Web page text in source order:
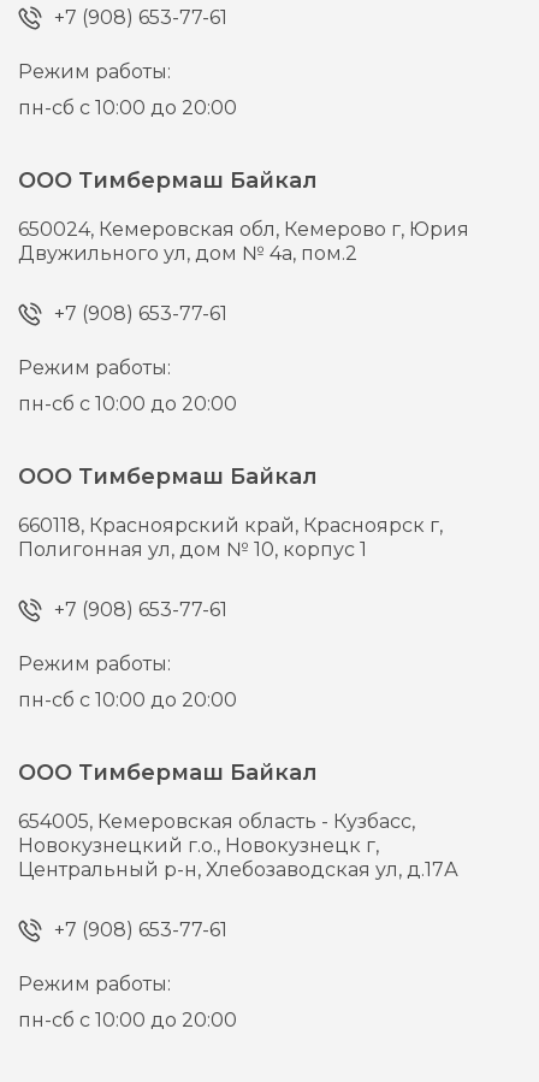
+7 (908) 653-77-61
Режим работы:
пн-сб с 10:00 до 20:00
ООО Тимбермаш Байкал
650024, Кемеровская обл, Кемерово г, Юрия
Двужильного ул, дом № 4а, пом.2
+7 (908) 653-77-61
Режим работы:
пн-сб с 10:00 до 20:00
ООО Тимбермаш Байкал
660118, Красноярский край, Красноярск г,
Полигонная ул, дом № 10, корпус 1
+7 (908) 653-77-61
Режим работы:
пн-сб с 10:00 до 20:00
ООО Тимбермаш Байкал
654005, Кемеровская область - Кузбасс,
Новокузнецкий г.о., Новокузнецк г,
Центральный р-н, Хлебозаводская ул, д.17А
+7 (908) 653-77-61
Режим работы:
пн-сб с 10:00 до 20:00